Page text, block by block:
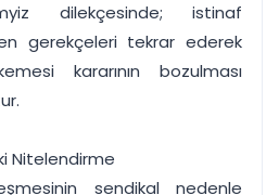
dilekçesinde; istinaf
gerekçeleri tekrar ederek
kararının bozulması
Nitelendirme
sendikal nedenle